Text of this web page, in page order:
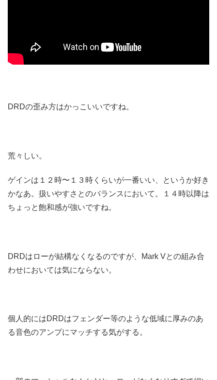
DRDの歪み方はかっこいいですね。
荒々しい。
ゲインは１２時〜１３時くらいが一番いい、というか好き
かなあ。扱いやすさとのバランスにおいて。１４時以降は
ちょっと飽和感が強いですね。
DRDはローが結構なくなるのですが、Mark Vとの組み合
わせにおいては気にならない。
個人的にはDRDはフェンダー等のような低域に厚みのあ
る音色のアンプにマッチする気がする。